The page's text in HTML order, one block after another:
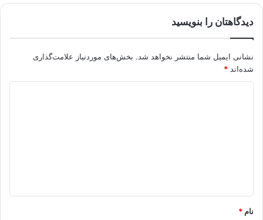
دیدگاهتان را بنویسید
نشانی ایمیل شما منتشر نخواهد شد. بخش‌های موردنیاز علامت‌گذاری
شده‌اند *
*
نام *